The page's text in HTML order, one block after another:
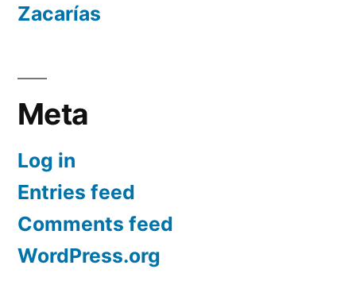
Zacarías
Meta
Log in
Entries feed
Comments feed
WordPress.org